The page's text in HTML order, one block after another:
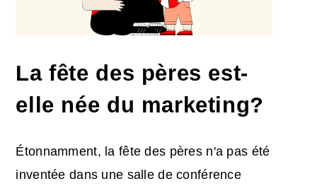
La fête des pères est-
elle née du marketing?
Étonnamment, la fête des pères n'a pas été
inventée dans une salle de conférence